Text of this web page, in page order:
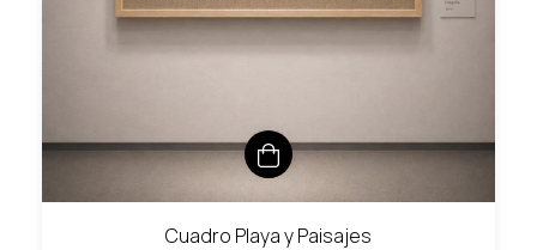
Cuadro Playa y Paisajes